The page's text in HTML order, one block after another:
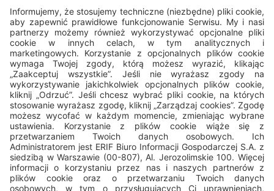
22 594 25 15
Pn - Pt: 8.00 - 16.00
bok@erif.pl